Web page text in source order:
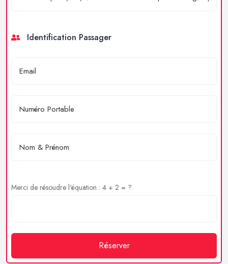
Identification Passager
Merci de résoudre l'équation : 4 + 2 = ?
Réserver